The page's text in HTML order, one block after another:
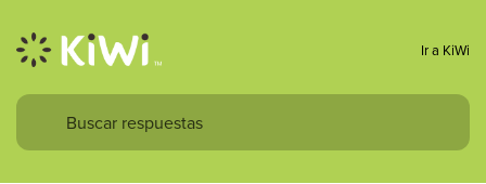
Ir a KiWi